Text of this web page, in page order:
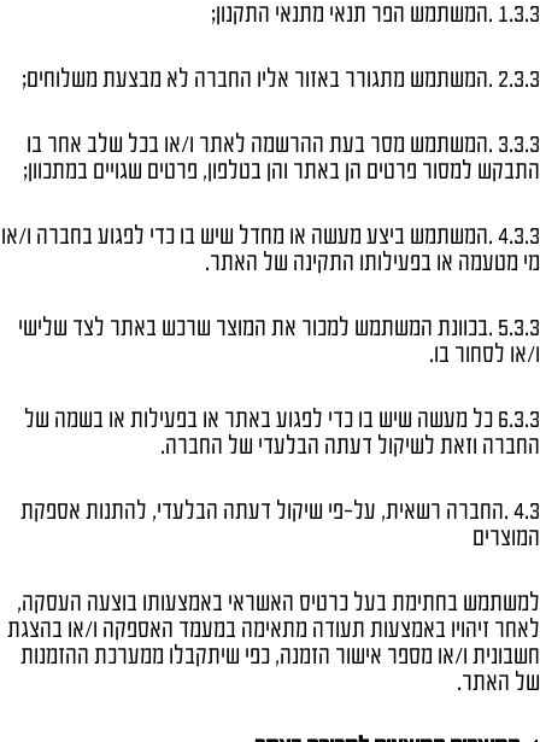
1.3.3 .המשתמש הפר תנאי מתנאי התקנון;
2.3.3 .המשתמש מתגורר באזור אליו החברה לא מבצעת משלוחים;
3.3.3 .המשתמש מסר בעת ההרשמה לאתר ו/או בכל שלב אחר בו
התבקש למסור פרטים הן באתר והן בטלפון, פרטים שגויים במתכוון;
4.3.3 .המשתמש ביצע מעשה או מחדל שיש בו כדי לפגוע בחברה ו/או
מי מטעמה או בפעילותו התקינה של האתר.
5.3.3 .בכוונת המשתמש למכור את המוצר שרכש באתר לצד שלישי
ו/או לסחור בו.
6.3.3 כל מעשה שיש בו כדי לפגוע באתר או בפעילות או בשמה של
החברה וזאת לשיקול דעתה הבלעדי של החברה.
4.3 .החברה רשאית, על-פי שיקול דעתה הבלעדי, להתנות אספקת
המוצרים
למשתמש בחתימת בעל כרטיס האשראי באמצעותו בוצעה העסקה,
לאחר זיהויו באמצעות תעודה מתאימה במעמד האספקה ו/או בהצגת
חשבונית ו/או מספר אישור הזמנה, כפי שיתקבלו ממערכת ההזמנות
של האתר.